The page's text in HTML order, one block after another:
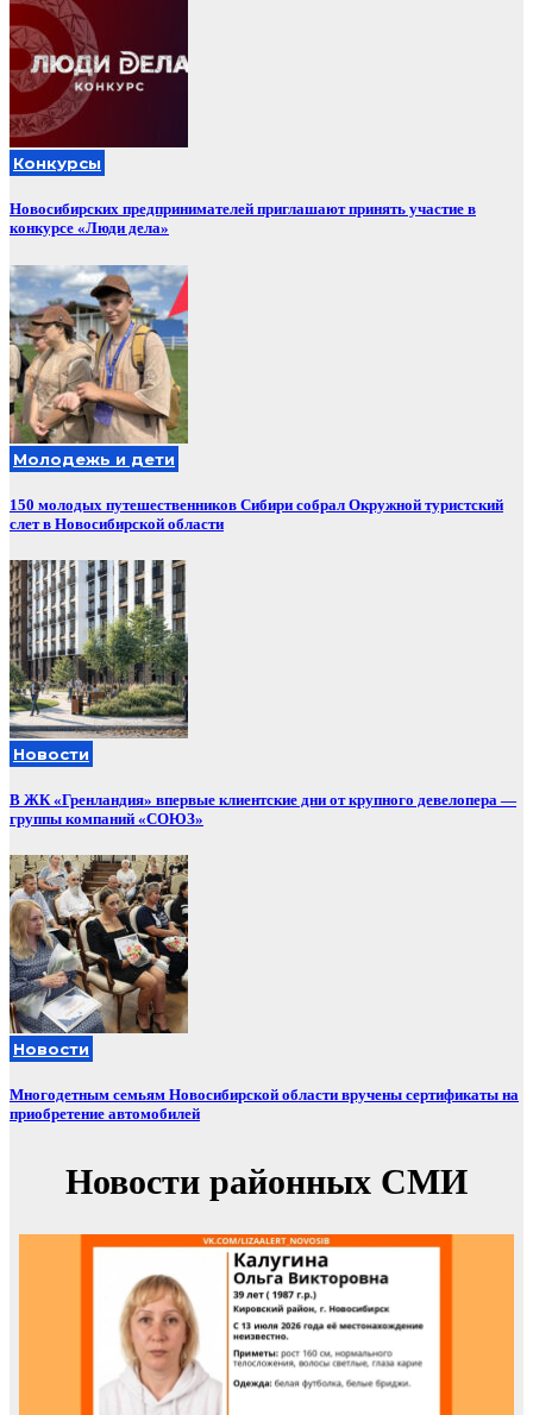
Конкурсы
Новосибирских предпринимателей приглашают принять участие в
конкурсе «Люди дела»
Молодежь и дети
150 молодых путешественников Сибири собрал Окружной туристский
слет в Новосибирской области
Новости
В ЖК «Гренландия» впервые клиентские дни от крупного девелопера —
группы компаний «СОЮЗ»
Новости
Многодетным семьям Новосибирской области вручены сертификаты на
приобретение автомобилей